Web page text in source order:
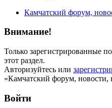
Камчатский форум,
Внимание!
Только зарегистрированные
этот раздел.
Авторизуйтесь или
«Камчатский форум, новости,
Войти